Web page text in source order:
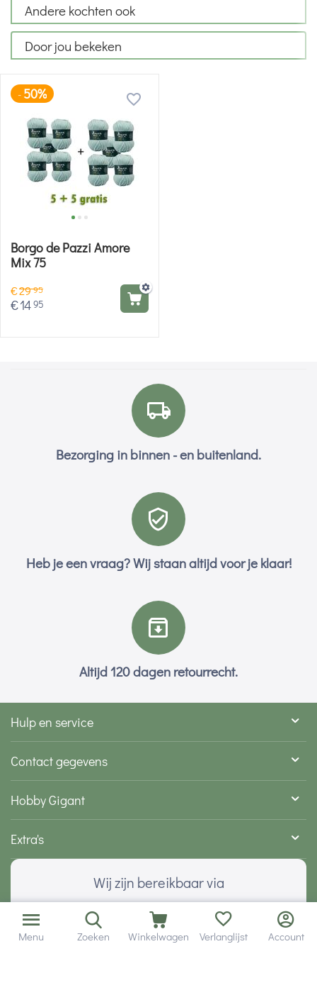
Andere kochten ook
Door jou bekeken
-50%
Borgo de Pazzi Amore
Mix 75
€2995
€1495
Bezorging in binnen - en buitenland.
Heb je een vraag? Wij staan altijd voor je klaar!
Altijd 120 dagen retourrecht.
Hulp en service
Contact gegevens
Hobby Gigant
Extra's
Wij zijn bereikbaar via
Menu Zoeken Winkelwagen Verlanglijst Account